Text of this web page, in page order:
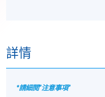
詳情
*請細閱”注意事項”